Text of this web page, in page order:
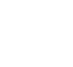
Es la cuarta